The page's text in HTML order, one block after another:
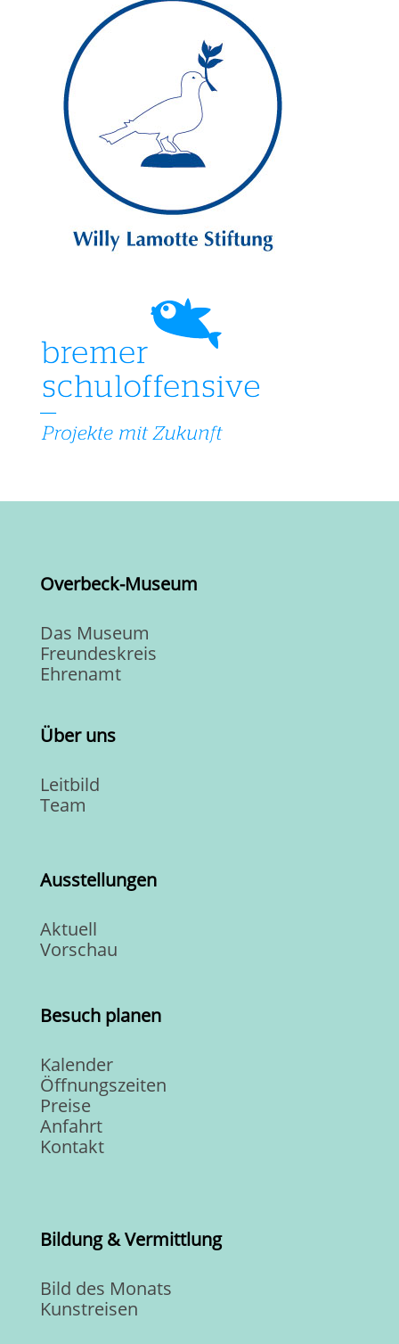
Overbeck-Museum
Das Museum
Freundeskreis
Ehrenamt
Über uns
Leitbild
Team
Ausstellungen
Aktuell
Vorschau
Besuch planen
Kalender
Öffnungszeiten
Preise
Anfahrt
Kontakt
Bildung & Vermittlung
Bild des Monats
Kunstreisen